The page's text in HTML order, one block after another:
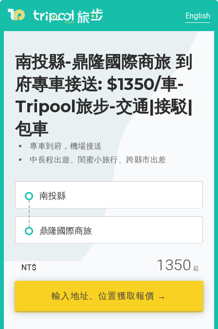
English
南投縣-鼎隆國際商旅 到
府專車接送: $1350/車-
Tripool旅步-交通|接駁|
包車
專車到府，機場接送
中長程出遊、閨蜜小旅行、跨縣市出差
南投縣
鼎隆國際商旅
NT$ 1350 起
輸入地址、位置獲取報價 →